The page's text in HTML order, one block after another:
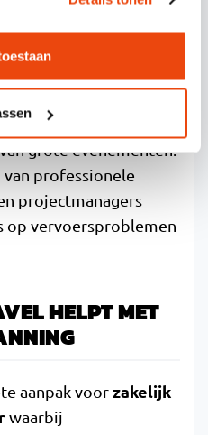
omstandigheden
zijn met de
grote evenementen.
professionele
projectmanagers
op vervoersproblemen
HELPT MET
aanpak voorzakelijk
waarbij